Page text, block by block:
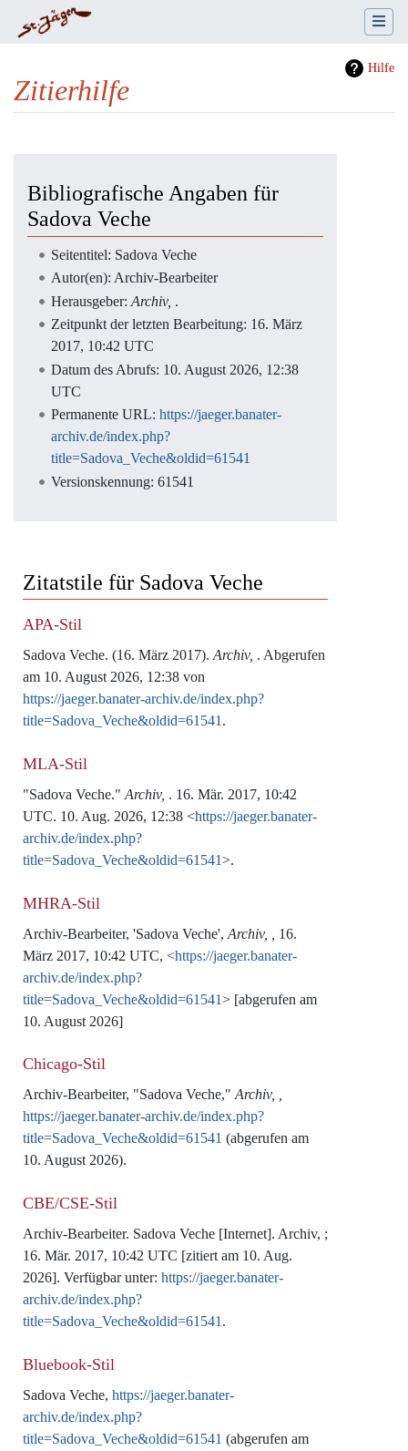
Hilfe
Zitierhilfe
Bibliografische Angaben für
Sadova Veche
Seitentitel: Sadova Veche
Autor(en): Archiv-Bearbeiter
Herausgeber: Archiv, .
Zeitpunkt der letzten Bearbeitung: 16. März
2017, 10:42 UTC
Datum des Abrufs: 10. August 2026, 12:38
UTC
Permanente URL: https://jaeger.banater-
archiv.de/index.php?
title=Sadova_Veche&oldid=61541
Versionskennung: 61541
Zitatstile für Sadova Veche
APA-Stil
Sadova Veche. (16. März 2017). Archiv, . Abgerufen
am 10. August 2026, 12:38 von
https://jaeger.banater-archiv.de/index.php?
title=Sadova_Veche&oldid=61541 .
MLA-Stil
"Sadova Veche." Archiv, . 16. Mär. 2017, 10:42
UTC. 10. Aug. 2026, 12:38 <https://jaeger.banater-
archiv.de/index.php?
title=Sadova_Veche&oldid=61541>.
MHRA-Stil
Archiv-Bearbeiter, 'Sadova Veche', Archiv, ,
16.
März 2017, 10:42 UTC, <https://jaeger.banater-
archiv.de/index.php?
title=Sadova_Veche&oldid=61541> [abgerufen am
10. August 2026]
Chicago-Stil
Archiv-Bearbeiter, "Sadova Veche," Archiv, ,
https://jaeger.banater-archiv.de/index.php?
title=Sadova_Veche&oldid=61541 (abgerufen am
10. August 2026).
CBE/CSE-Stil
Archiv-Bearbeiter. Sadova Veche [Internet]. Archiv, ;
16. Mär. 2017, 10:42 UTC [zitiert am 10. Aug.
2026]. Verfügbar unter: https://jaeger.banater-
archiv.de/index.php?
title=Sadova_Veche&oldid=61541 .
Bluebook-Stil
Sadova Veche, https://jaeger.banater-
archiv.de/index.php?
title=Sadova_Veche&oldid=61541 (abgerufen am